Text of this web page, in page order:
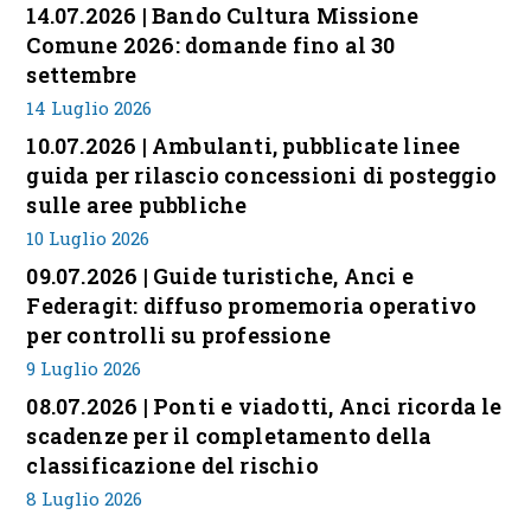
14.07.2026 | Bando Cultura Missione
Comune 2026: domande fino al 30
settembre
14 Luglio 2026
10.07.2026 | Ambulanti, pubblicate linee
guida per rilascio concessioni di posteggio
sulle aree pubbliche
10 Luglio 2026
09.07.2026 | Guide turistiche, Anci e
Federagit: diffuso promemoria operativo
per controlli su professione
9 Luglio 2026
08.07.2026 | Ponti e viadotti, Anci ricorda le
scadenze per il completamento della
classificazione del rischio
8 Luglio 2026